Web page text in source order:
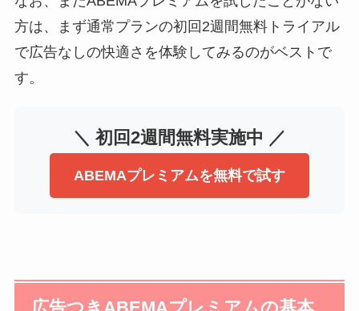
方は、まず通常プランの初回2週間無料トライアル
で広告なしの快適さを体験してみるのがベストで
す。
＼ 初回2週間無料実施中 ／
ABEMAプレミアムを無料で試す